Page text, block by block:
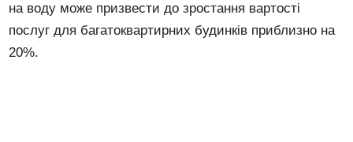
на воду може призвести до зростання вартості
послуг для багатоквартирних будинків приблизно на
20%.